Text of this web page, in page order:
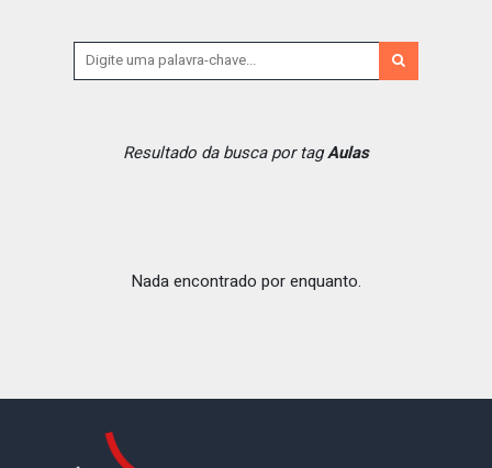
Resultado da busca por tagAulas
Nada encontrado por enquanto.